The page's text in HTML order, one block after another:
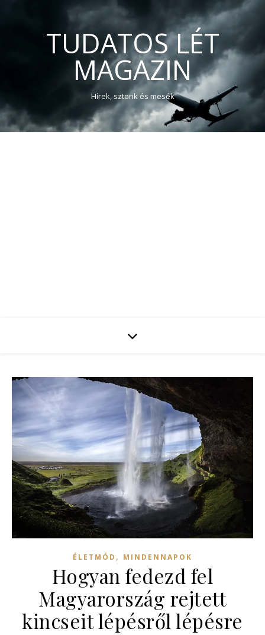
TUDATOS LÉT
MAGAZIN
Hírek, sztorik és mesék
ÉLETMÓD , MINDENNAPOK
Hogyan fedezd fel
Magyarország rejtett
kincseit lépésről lépésre